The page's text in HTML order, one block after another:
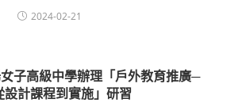
2024-02-21
女子高級中學辦理「戶外教育推廣─
設計課程到實施」研習